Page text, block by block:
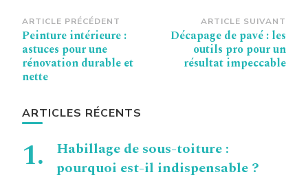
Navigation
d’article
ARTICLE PRÉCÉDENT
Peinture intérieure :
astuces pour une
rénovation durable et
nette
ARTICLE SUIVANT
Décapage de pavé : les
outils pro pour un
résultat impeccable
ARTICLES RÉCENTS
Habillage de sous-toiture :
pourquoi est-il indispensable ?